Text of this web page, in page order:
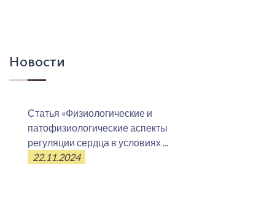
Новости
Статья «Физиологические и
патофизиологические аспекты
регуляции сердца в условиях ...
22.11.2024